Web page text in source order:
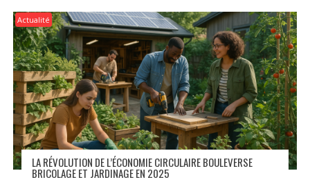
Actualité
LA RÉVOLUTION DE L’ÉCONOMIE CIRCULAIRE BOULEVERSE
BRICOLAGE ET JARDINAGE EN 2025